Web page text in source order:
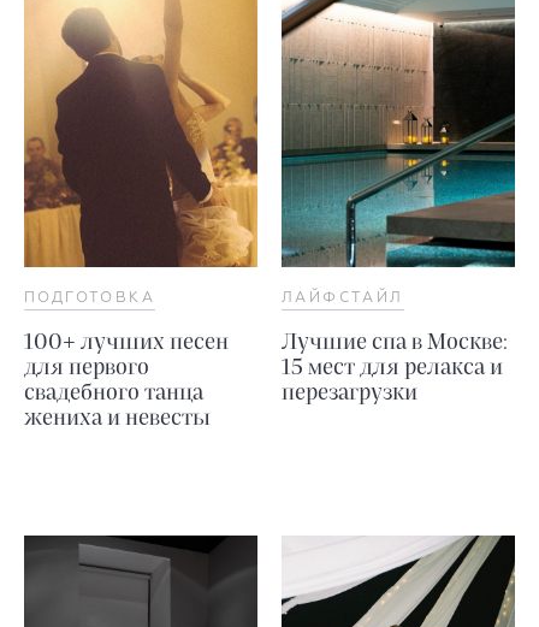
ПОДГОТОВКА
100+ лучших песен
для первого
свадебного танца
жениха и невесты
ЛАЙФСТАЙЛ
Лучшие спа в Москве:
15 мест для релакса и
перезагрузки